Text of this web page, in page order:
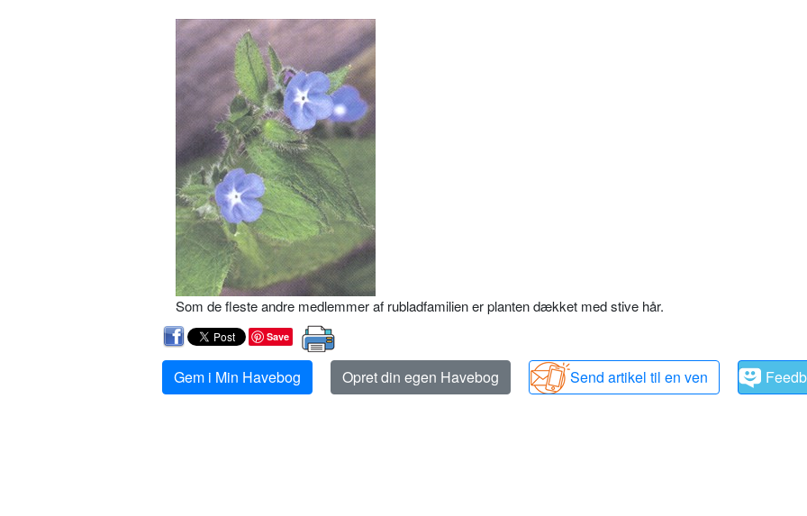
Som de fleste andre medlemmer af rubladfamilien er planten dækket med stive hår.
Save
Gem i Min Havebog Opret din egen Havebog Send artikel til en ven